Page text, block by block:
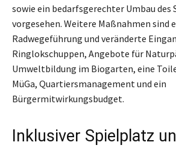
sowie ein bedarfsgerechter Umbau
vorgesehen. Weitere Maßnahmen sind
Radwegeführung und veränderte
Ringlokschuppen, Angebote für
Umweltbildung im Biogarten, eine
MüGa, Quartiersmanagement und ein
Bürgermitwirkungsbudget.
Inklusiver Spielplatz